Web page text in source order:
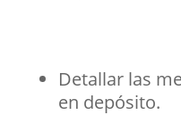
Detallar las
en depósito.